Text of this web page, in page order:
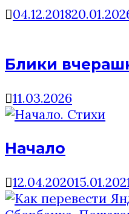
04.12.2018
Блики
11.03.2026
Начало
12.04.2020